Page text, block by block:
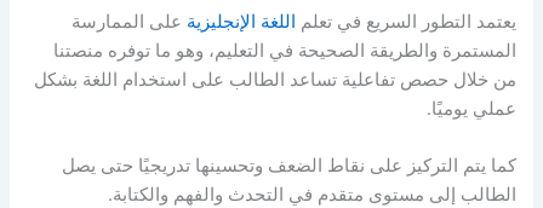
يعتمد التطور السريع في تعلم اللغة الإنجليزية على الممارسة
المستمرة والطريقة الصحيحة في التعليم، وهو ما توفره منصتنا
من خلال حصص تفاعلية تساعد الطالب على استخدام اللغة بشكل
عملي يوميًا.
كما يتم التركيز على نقاط الضعف وتحسينها تدريجيًا حتى يصل
الطالب إلى مستوى متقدم في التحدث والفهم والكتابة.